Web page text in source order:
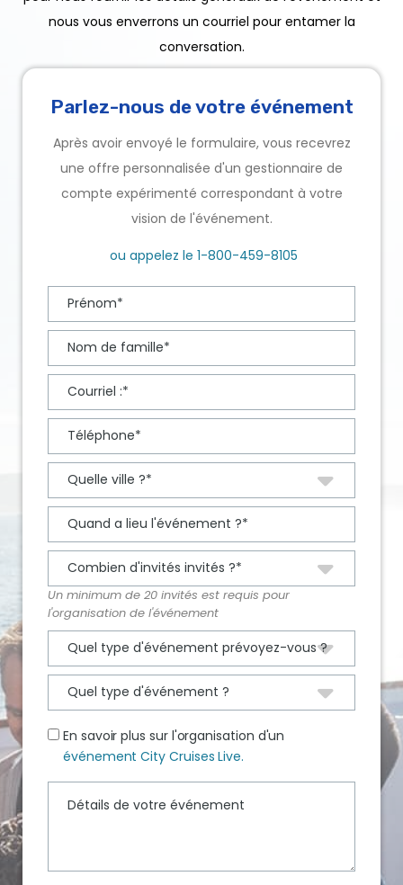
nous vous enverrons un courriel pour entamer la
conversation.
Parlez-nous de votre événement
Après avoir envoyé le formulaire, vous recevrez
une offre personnalisée d'un gestionnaire de
compte expérimenté correspondant à votre
vision de l'événement.
ou appelez le 1-800-459-8105
Un minimum de 20 invités est requis pour
l'organisation de l'événement
En savoir plus sur l'organisation d'un
événement City Cruises Live.